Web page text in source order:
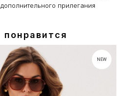
прилегания
NEW